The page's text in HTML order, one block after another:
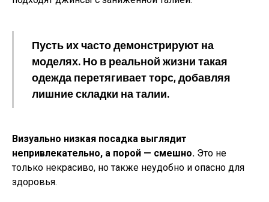
Пусть их часто демонстрируют на
моделях. Но в реальной жизни такая
одежда перетягивает торс, добавляя
лишние складки на талии.
Визуально низкая посадка выглядит
непривлекательно, а порой — смешно. Это не
только некрасиво, но также неудобно и опасно для
здоровья.